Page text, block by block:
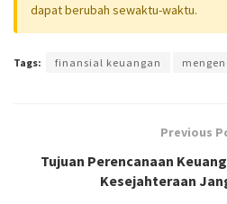
dapat berubah sewaktu-waktu.
Tags: finansial keuangan
Previous
Tujuan Perencanaan
Kesejahteraan